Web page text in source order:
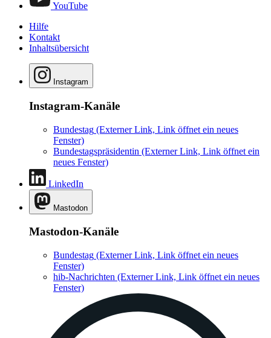
YouTube
Hilfe
Kontakt
Inhaltsübersicht
Instagram
Instagram-Kanäle
Bundestag (Externer Link, Link öffnet ein neues
Fenster)
Bundestagspräsidentin (Externer Link, Link öffnet ein
neues Fenster)
LinkedIn
Mastodon
Mastodon-Kanäle
Bundestag (Externer Link, Link öffnet ein neues
Fenster)
hib-Nachrichten (Externer Link, Link öffnet ein neues
Fenster)